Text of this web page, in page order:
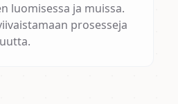
luomisessa ja muissa.
prosesseja